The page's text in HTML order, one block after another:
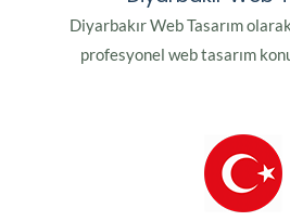
Diyarbakır Web Tasarım
profesyonel web tasarım